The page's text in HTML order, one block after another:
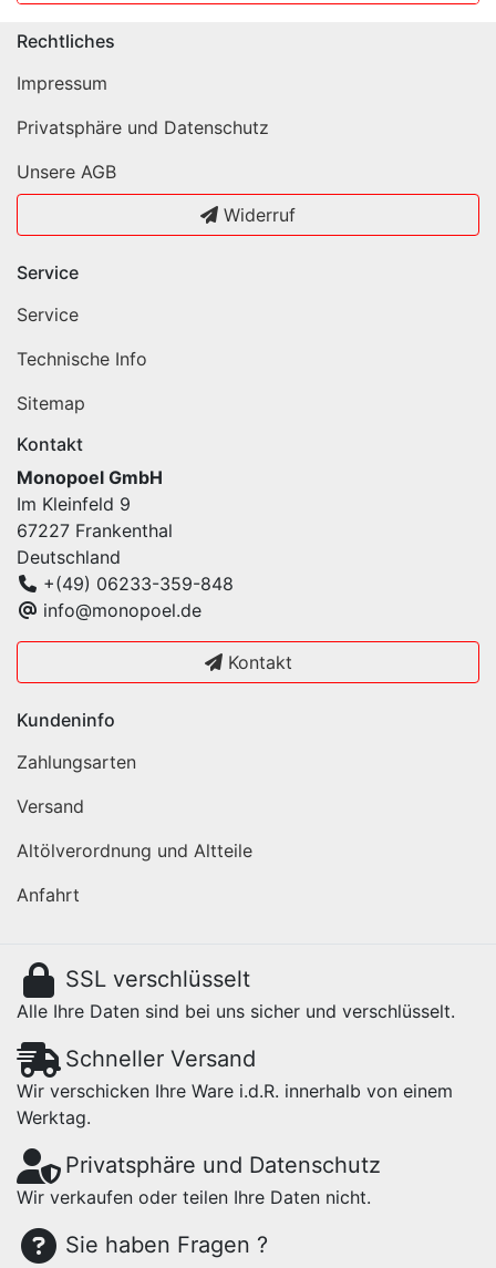
Rechtliches
Impressum
Privatsphäre und Datenschutz
Unsere AGB
Widerruf
Service
Service
Technische Info
Sitemap
Kontakt
Monopoel GmbH
Im Kleinfeld 9
67227 Frankenthal
Deutschland
+(49) 06233-359-848
info@monopoel.de
Kontakt
Kundeninfo
Zahlungsarten
Versand
Altölverordnung und Altteile
Anfahrt
SSL verschlüsselt
Alle Ihre Daten sind bei uns sicher und verschlüsselt.
Schneller Versand
Wir verschicken Ihre Ware i.d.R. innerhalb von einem
Werktag.
Privatsphäre und Datenschutz
Wir verkaufen oder teilen Ihre Daten nicht.
Sie haben Fragen ?